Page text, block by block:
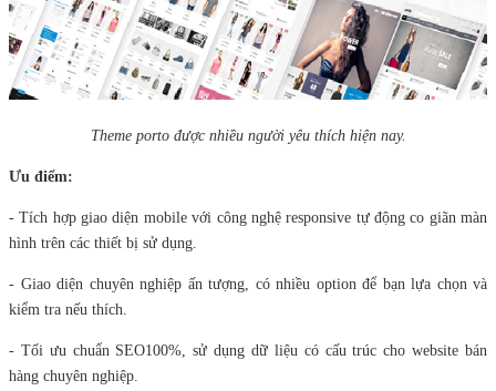
Theme porto được nhiều người yêu thích hiện nay.
Ưu điểm:
- Tích hợp giao diện mobile với công nghệ responsive tự động co giãn màn
hình trên các thiết bị sử dụng.
- Giao diện chuyên nghiệp ấn tượng, có nhiều option để bạn lựa chọn và
kiểm tra nếu thích.
- Tối ưu chuẩn SEO100%, sử dụng dữ liệu có cấu trúc cho website bán
hàng chuyên nghiệp.